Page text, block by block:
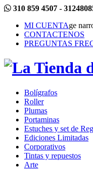
310 859 4507 -
MI CUENTAge
CONTACTENOS
PREGUNTAS
Bolígrafos
Roller
Plumas
Portaminas
Estuches y set de
Ediciones Limitadas
Corporativos
Tintas y repuestos
Arte